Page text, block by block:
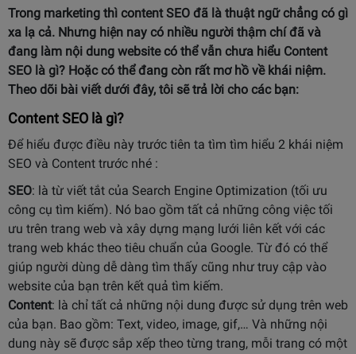
Trong marketing thì content SEO đã là thuật ngữ chẳng có gì
xa lạ cả. Nhưng hiện nay có nhiều người thậm chí đã và
đang làm nội dung website có thể vẫn chưa hiểu Content
SEO là gì? Hoặc có thể đang còn rất mơ hồ về khái niệm.
Theo dõi bài viết dưới đây, tôi sẽ trả lời cho các bạn:
Content SEO là gì?
Để hiểu được điều này trước tiên ta tìm tìm hiểu 2 khái niệm
SEO và Content trước nhé :
SEO: là từ viết tắt của Search Engine Optimization (tối ưu
công cụ tìm kiếm). Nó bao gồm tất cả những công việc tối
ưu trên trang web và xây dựng mạng lưới liên kết với các
trang web khác theo tiêu chuẩn của Google. Từ đó có thể
giúp người dùng dễ dàng tìm thấy cũng như truy cập vào
website của bạn trên kết quả tìm kiếm.
Content: là chỉ tất cả những nội dung được sử dụng trên web
của bạn. Bao gồm: Text, video, image, gif,… Và những nội
dung này sẽ được sắp xếp theo từng trang, mỗi trang có một